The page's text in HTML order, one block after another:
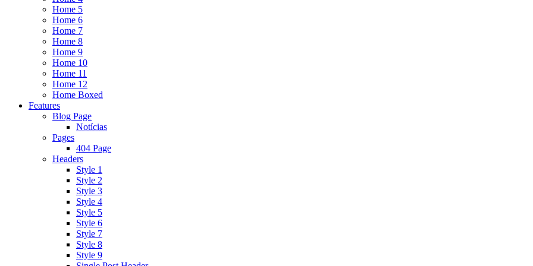
Home 5
Home 6
Home 7
Home 8
Home 9
Home 10
Home 11
Home 12
Home Boxed
Features
Blog Page
Notícias
Pages
404 Page
Headers
Style 1
Style 2
Style 3
Style 4
Style 5
Style 6
Style 7
Style 8
Style 9